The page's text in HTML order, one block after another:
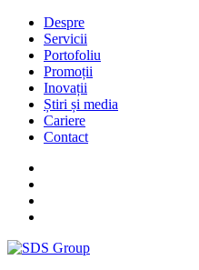
Despre
Servicii
Portofoliu
Promoții
Inovații
Știri și media
Cariere
Contact